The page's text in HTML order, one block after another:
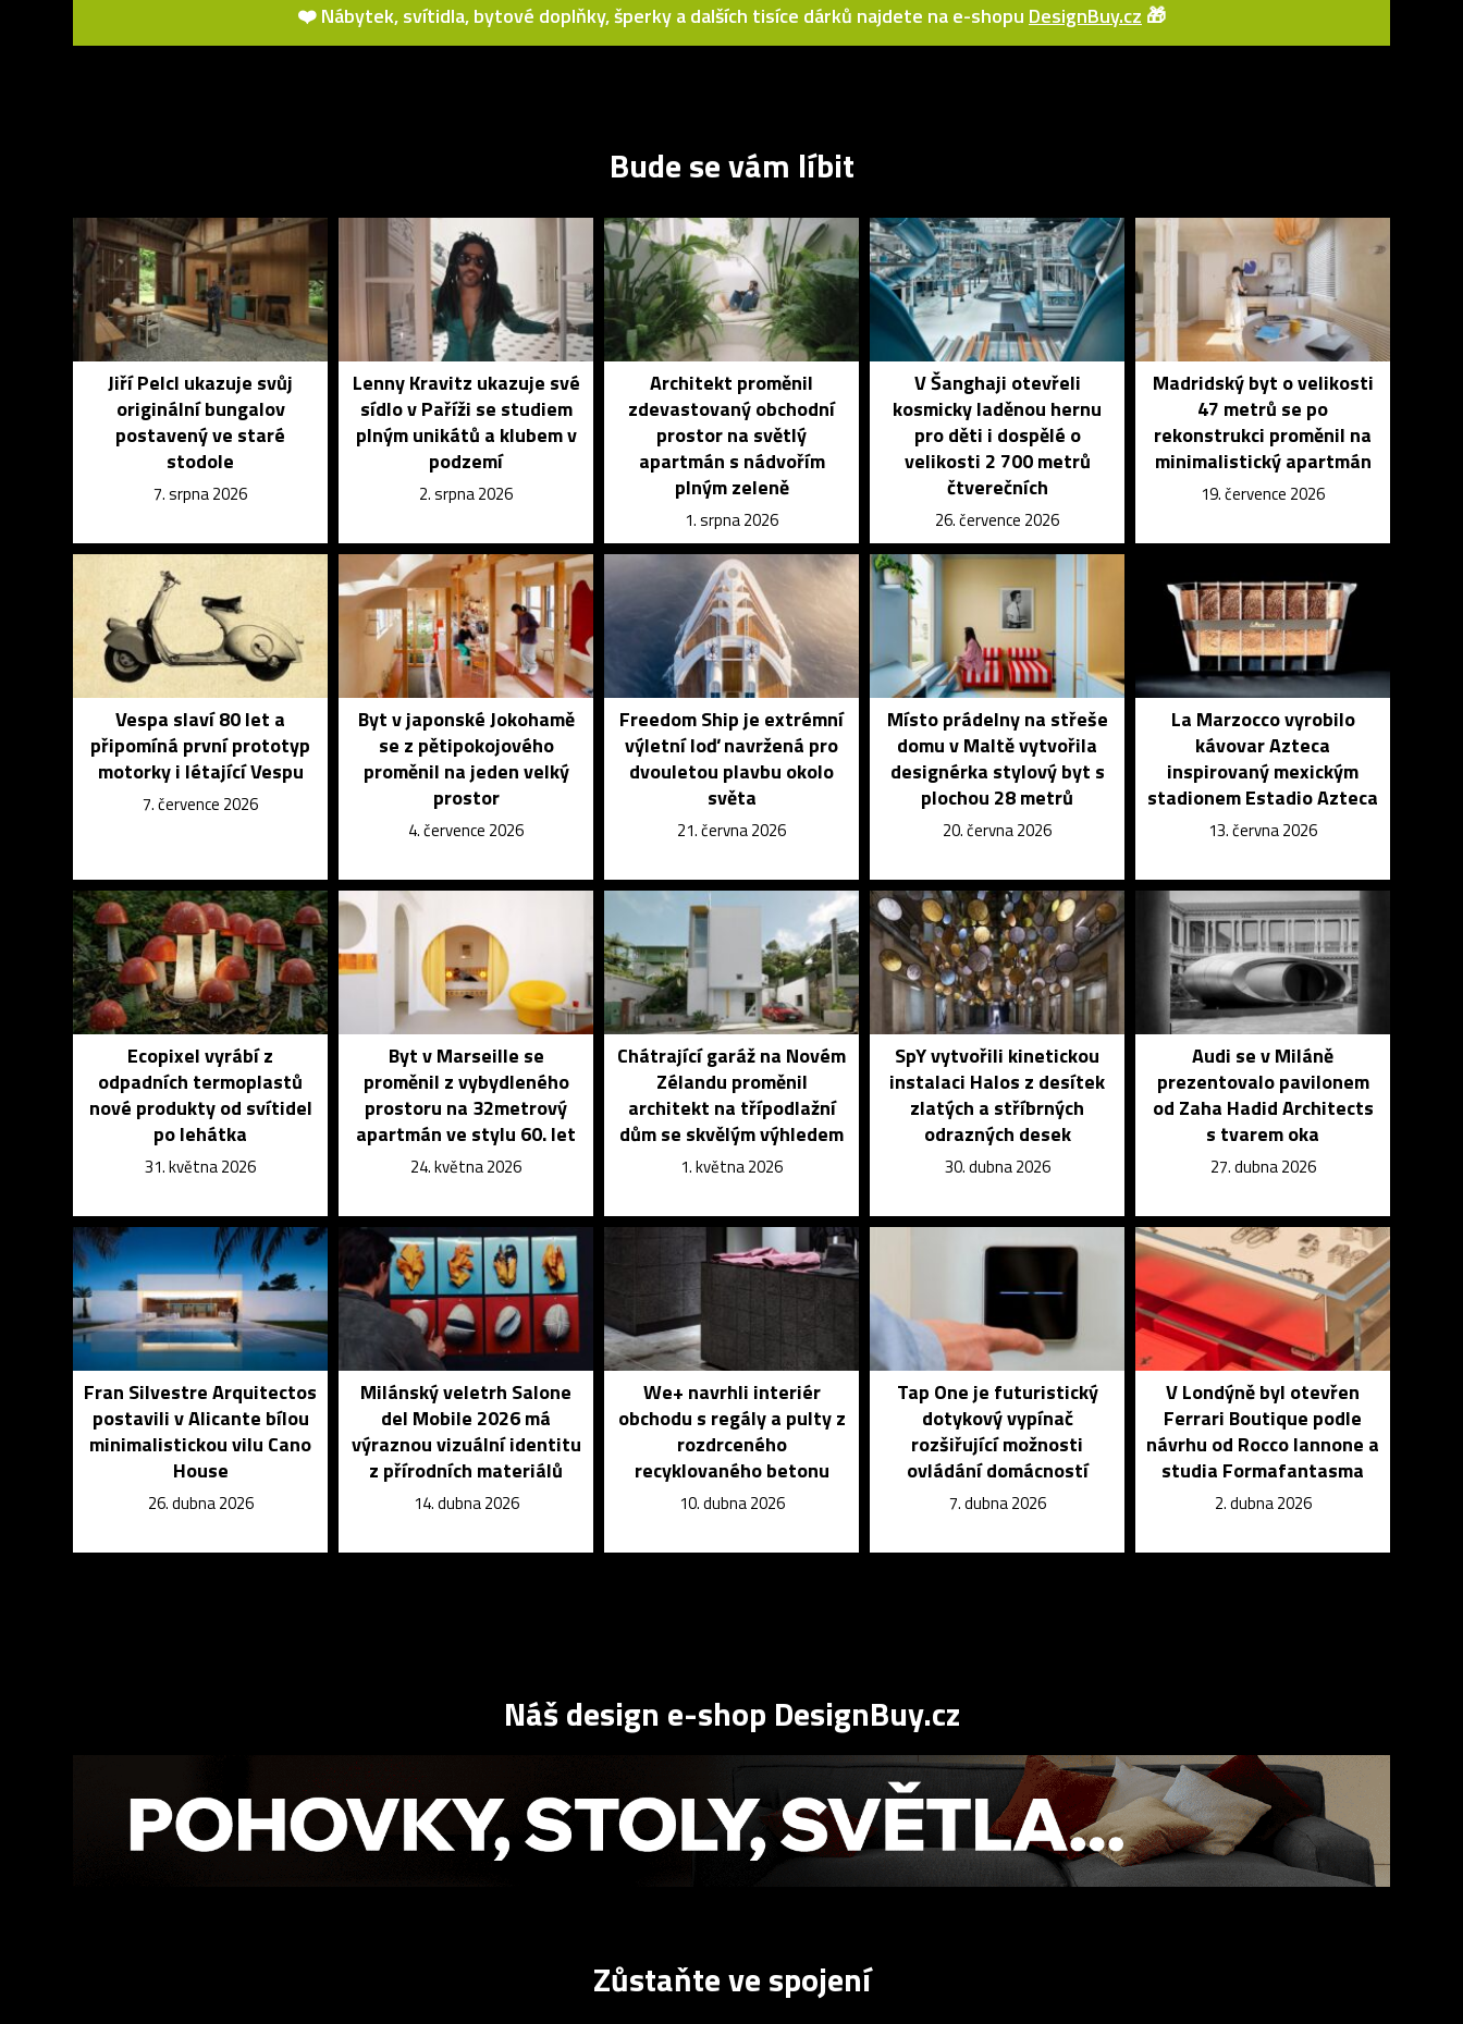
❤️ Nábytek, svítidla, bytové doplňky, šperky a dalších tisíce dárků najdete na e-shopu DesignBuy.cz 🎁
Bude se vám líbit
Jiří Pelcl ukazuje svůj
originální bungalov
postavený ve staré
stodole
7. srpna 2026
Lenny Kravitz ukazuje své
sídlo v Paříži se studiem
plným unikátů a klubem v
podzemí
2. srpna 2026
Architekt proměnil
zdevastovaný obchodní
prostor na světlý
apartmán s nádvořím
plným zeleně
1. srpna 2026
V Šanghaji otevřeli
kosmicky laděnou hernu
pro děti i dospělé o
velikosti 2 700 metrů
čtverečních
26. července 2026
Madridský byt o velikosti
47 metrů se po
rekonstrukci proměnil na
minimalistický apartmán
19. července 2026
Vespa slaví 80 let a
připomíná první prototyp
motorky i létající Vespu
7. července 2026
Byt v japonské Jokohamě
se z pětipokojového
proměnil na jeden velký
prostor
4. července 2026
Freedom Ship je extrémní
výletní loď navržená pro
dvouletou plavbu okolo
světa
21. června 2026
Místo prádelny na střeše
domu v Maltě vytvořila
designérka stylový byt s
plochou 28 metrů
20. června 2026
La Marzocco vyrobilo
kávovar Azteca
inspirovaný mexickým
stadionem Estadio Azteca
13. června 2026
Ecopixel vyrábí z
odpadních termoplastů
nové produkty od svítidel
po lehátka
31. května 2026
Byt v Marseille se
proměnil z vybydleného
prostoru na 32metrový
apartmán ve stylu 60. let
24. května 2026
Chátrající garáž na Novém
Zélandu proměnil
architekt na třípodlažní
dům se skvělým výhledem
1. května 2026
SpY vytvořili kinetickou
instalaci Halos z desítek
zlatých a stříbrných
odrazných desek
30. dubna 2026
Audi se v Miláně
prezentovalo pavilonem
od Zaha Hadid Architects
s tvarem oka
27. dubna 2026
Fran Silvestre Arquitectos
postavili v Alicante bílou
minimalistickou vilu Cano
House
26. dubna 2026
Milánský veletrh Salone
del Mobile 2026 má
výraznou vizuální identitu
z přírodních materiálů
14. dubna 2026
We+ navrhli interiér
obchodu s regály a pulty z
rozdrceného
recyklovaného betonu
10. dubna 2026
Tap One je futuristický
dotykový vypínač
rozšiřující možnosti
ovládání domácností
7. dubna 2026
V Londýně byl otevřen
Ferrari Boutique podle
návrhu od Rocco Iannone a
studia Formafantasma
2. dubna 2026
Náš design e-shop DesignBuy.cz
Zůstaňte ve spojení